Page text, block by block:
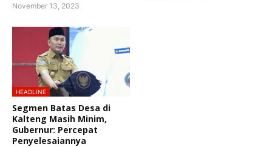
November 13, 2023
HEADLINE
Segmen Batas Desa di
Kalteng Masih Minim,
Gubernur: Percepat
Penyelesaiannya